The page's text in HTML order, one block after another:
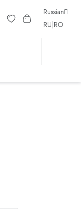
Russian
RU RO